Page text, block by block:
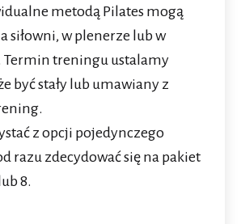
metodą Pilates mogą
siłowni, w plenerze lub w
Termin treningu ustalamy
być stały lub umawiany z
z opcji pojedynczego
razu zdecydować się na pakiet
8.